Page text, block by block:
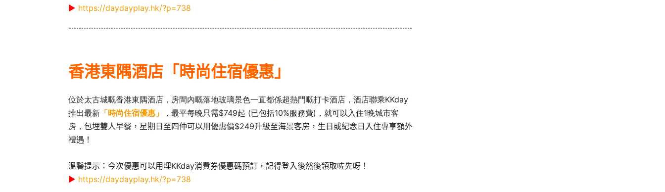
▶ https://daydayplay.hk/?p=738
香港東隅酒店「時尚住宿優惠」
位於太古城嘅香港東隅酒店，房間內嘅落地玻璃景色一直都係超熱門嘅打卡酒店，酒店聯乘KKday
推出最新 「時尚住宿優惠」
，最平每晚只需$749起 (已包括10%服務費)，就可以入住1晚城市客
房， 包埋雙人早餐，星期日至四仲可以用優惠價$249升級至海景客房，生日或紀念日入住專享額外
禮遇！
溫馨提示：今次優惠可以用埋KKday消費券優惠碼預訂，記得登入後然後領取咗先呀！
▶ https://daydayplay.hk/?p=738